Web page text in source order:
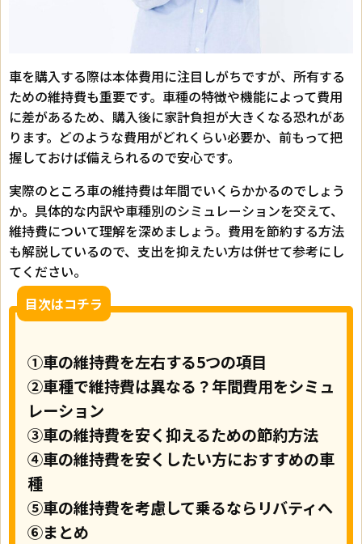
車を購入する際は本体費用に注目しがちですが、所有する
ための維持費も重要です。車種の特徴や機能によって費用
に差があるため、購入後に家計負担が大きくなる恐れがあ
ります。どのような費用がどれくらい必要か、前もって把
握しておけば備えられるので安心です。
実際のところ車の維持費は年間でいくらかかるのでしょう
か。具体的な内訳や車種別のシミュレーションを交えて、
維持費について理解を深めましょう。費用を節約する方法
も解説しているので、支出を抑えたい方は併せて参考にし
てください。
目次はコチラ
①車の維持費を左右する5つの項目
②車種で維持費は異なる？年間費用をシミュ
レーション
③車の維持費を安く抑えるための節約方法
④車の維持費を安くしたい方におすすめの車
種
⑤車の維持費を考慮して乗るならリバティへ
⑥まとめ